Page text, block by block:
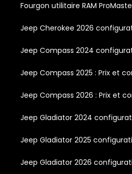
Fourgon utilitaire RAM
Jeep Cherokee 2026
Jeep Compass 2024
Jeep Compass 2025 : Prix et
Jeep Compass 2026 : Prix et
Jeep Gladiator 2024
Jeep Gladiator 2025
Jeep Gladiator 2026